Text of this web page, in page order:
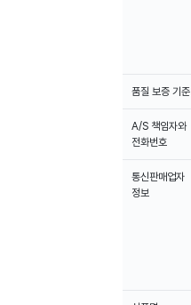
품질 보증 기준
A/S 책임자와
전화번호
통신판매업자
정보